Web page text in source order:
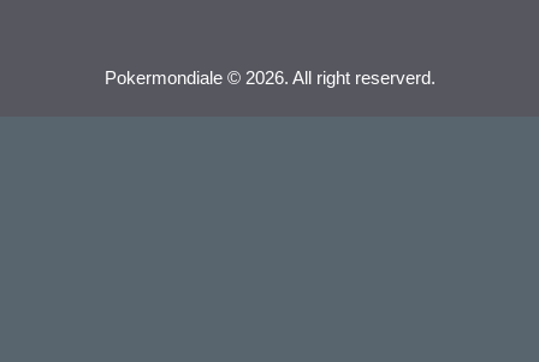
Pokermondiale © 2026. All right reserverd.